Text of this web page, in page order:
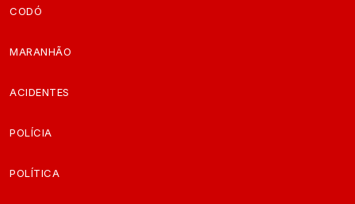
CODÓ
MARANHÃO
ACIDENTES
POLÍCIA
POLÍTICA